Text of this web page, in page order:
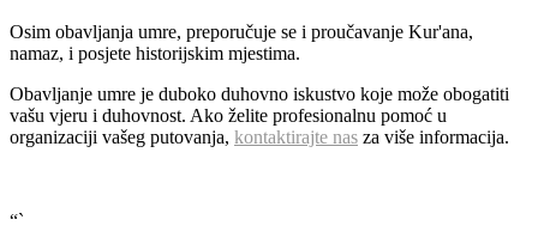
Osim obavljanja umre, preporučuje se i proučavanje Kur'ana,
namaz, i posjete historijskim mjestima.
Obavljanje umre je duboko duhovno iskustvo koje može obogatiti
vašu vjeru i duhovnost. Ako želite profesionalnu pomoć u
organizaciji vašeg putovanja, kontaktirajte nas za više informacija.
“`